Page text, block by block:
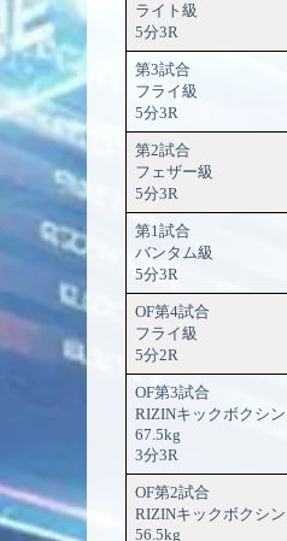
ライト級
5分3R
第3試合
フライ級
5分3R
第2試合
フェザー級
5分3R
第1試合
バンタム級
5分3R
OF第4試合
フライ級
5分2R
OF第3試合
RIZINキックボクシ
67.5kg
3分3R
OF第2試合
RIZINキックボクシ
56.5kg